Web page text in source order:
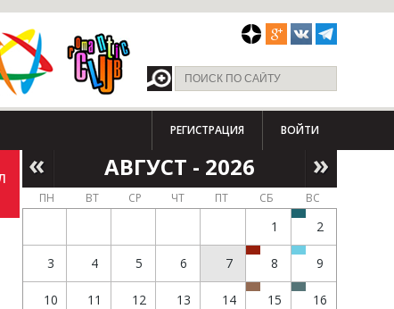
РЕГИСТРАЦИЯ ВОЙТИ
АВГУСТ - 2026
ПН ВТ СР ЧТ ПТ СБ ВС
1 2
3 4 5 6 7 8 9
10 11 12 13 14 15 16